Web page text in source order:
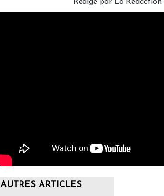
Rédigé par La Rédaction
AUTRES ARTICLES